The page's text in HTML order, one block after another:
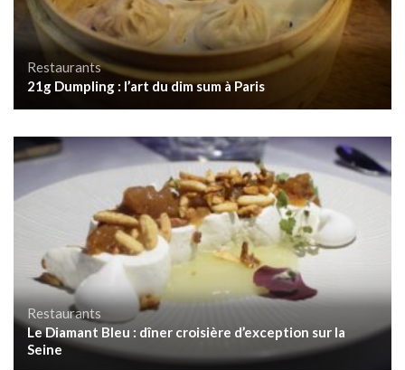
Restaurants
21g Dumpling : l’art du dim sum à Paris
Restaurants
Le Diamant Bleu : dîner croisière d’exception sur la
Seine